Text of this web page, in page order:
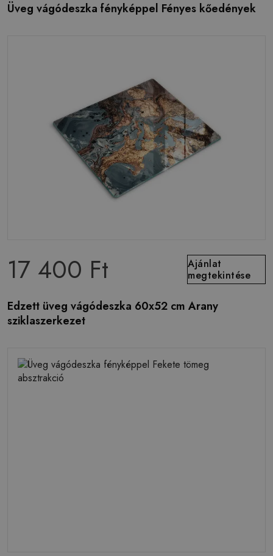
Üveg vágódeszka fényképpel Fényes kőedények
17 400 Ft
Ajánlat
megtekintése
Edzett üveg vágódeszka 60x52 cm Arany
sziklaszerkezet